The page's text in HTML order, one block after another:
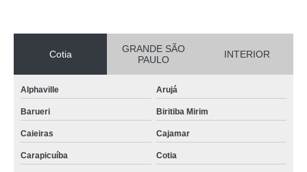
Cotia
GRANDE SÃO
PAULO
INTERIOR
Alphaville Arujá
Barueri Biritiba Mirim
Caieiras Cajamar
Carapicuíba Cotia